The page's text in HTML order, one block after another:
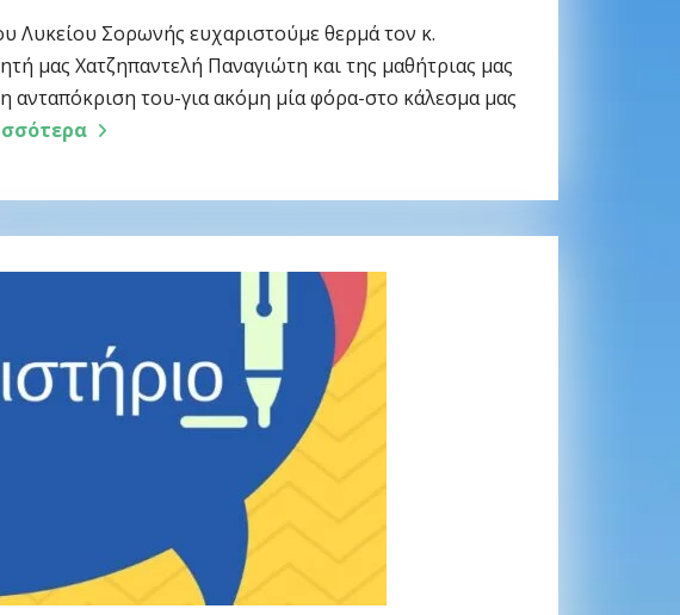
Λυκείου Σορωνής ευχαριστούμε θερμά τον κ.
μας Χατζηπαντελή Παναγιώτη και της μαθήτριας μας
ανταπόκριση του-για ακόμη μία φόρα-στο κάλεσμα μας